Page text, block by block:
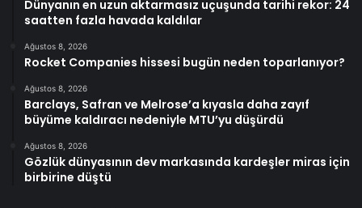
Dünyanın en uzun aktarmasız uçuşunda tarihi rekor: 24
saatten fazla havada kaldılar
Ağustos 8, 2026
Rocket Companies hissesi bugün neden toparlanıyor?
Ağustos 8, 2026
Barclays, Safran ve Melrose’a kıyasla daha zayıf
büyüme kaldıracı nedeniyle MTU’yu düşürdü
Ağustos 8, 2026
Gözlük dünyasının dev markasında kardeşler miras için
birbirine düştü